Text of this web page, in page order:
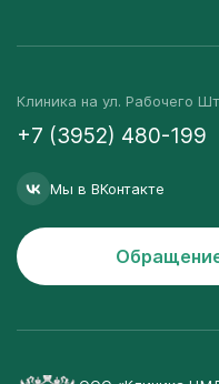
Клиника на ул. Рабочего
+7 (3952) 480-199
Мы в ВКонтакте